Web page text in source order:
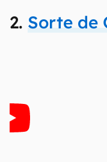
2. Sorte de